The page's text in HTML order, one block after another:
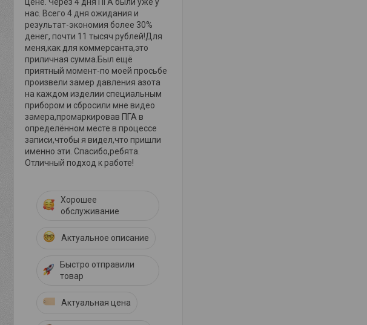
нас. Всего 4 дня ожидания и
результат-экономия более 30%
денег, почти 11 тысяч рублей!Для
меня,как для коммерсанта,это
приличная сумма.Был ещё
приятный момент-по моей просьбе
произвели замер давления азота
на каждом изделии специальным
прибором и сбросили мне видео
замера,промаркировав ПГА в
определённом месте в процессе
записи,чтобы я видел,что пришли
именно эти. Спасибо,ребята.
Отличный подход к работе!
Хорошее
обслуживание
Актуальное описание
Быстро отправили
товар
Актуальная цена